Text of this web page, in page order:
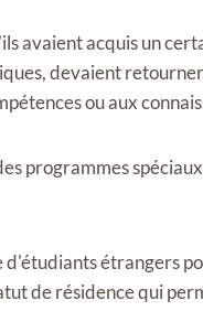
avaient acquis un
devaient
ou aux
programmes
étrangers
de résidence qui